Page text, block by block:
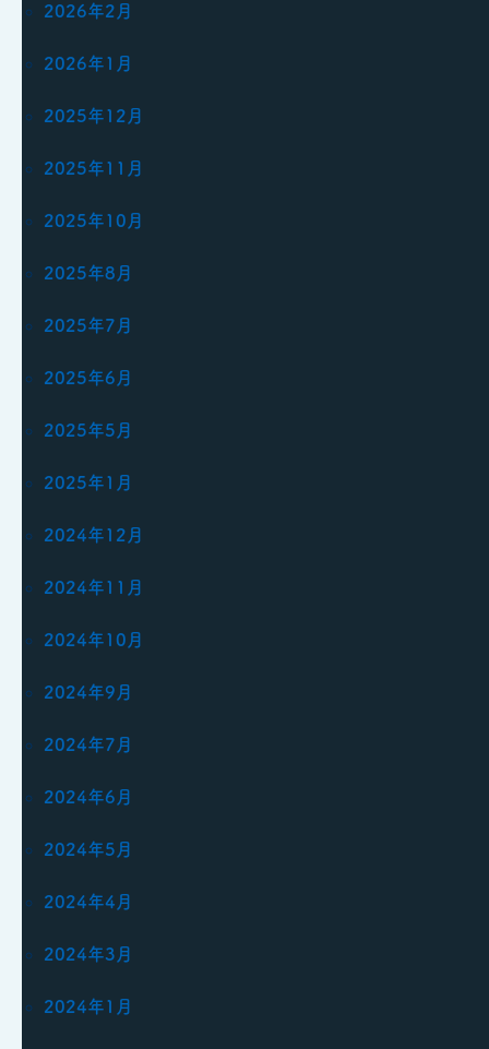
2026年2月
2026年1月
2025年12月
2025年11月
2025年10月
2025年8月
2025年7月
2025年6月
2025年5月
2025年1月
2024年12月
2024年11月
2024年10月
2024年9月
2024年7月
2024年6月
2024年5月
2024年4月
2024年3月
2024年1月